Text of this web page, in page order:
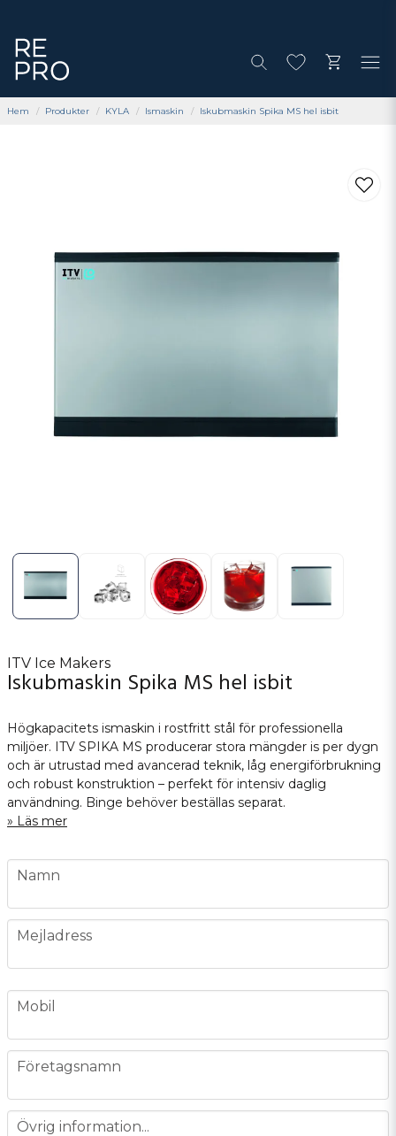
Hem Produkter KYLA Ismaskin Iskubmaskin Spika MS hel isbit
ITV Ice Makers
Iskubmaskin Spika MS hel isbit
Högkapacitets ismaskin i rostfritt stål för professionella
miljöer. ITV SPIKA MS producerar stora mängder is per dygn
och är utrustad med avancerad teknik, låg energiförbrukning
och robust konstruktion – perfekt för intensiv daglig
användning. Binge behöver beställas separat.
Läs mer
name
Namn
email
Mejladress
phone
Mobil
company
Företagsnamn
message
Övrig information...